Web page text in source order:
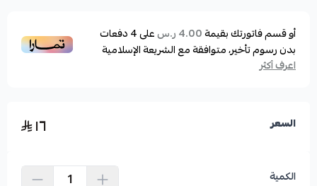
أو قسم فاتورتك بقيمة4.00 ر.س على4دفعات
بدون رسوم تأخير، متوافقة مع الشريعة الإسلامية
اعرف أكثر
السعر ١٦
الكمية